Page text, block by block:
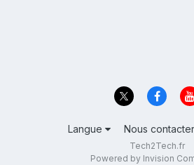
Langue Nous contacter
Tech2Tech.fr
Powered by Invision